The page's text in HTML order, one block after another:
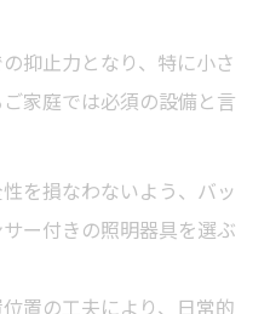
抑止力となり、特に小さ
家庭では必須の設備と言
を損なわないよう、バッ
ー付きの照明器具を選ぶ
置の工夫により、日常的